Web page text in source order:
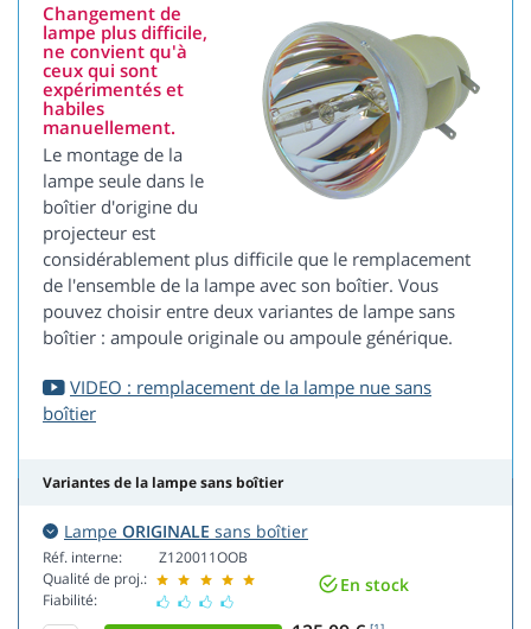
Changement de
lampe plus difficile,
ne convient qu'à
ceux qui sont
expérimentés et
habiles
manuellement.
Le montage de la
lampe seule dans le
boîtier d'origine du
projecteur est
considérablement plus difficile que le remplacement
de l'ensemble de la lampe avec son boîtier. Vous
pouvez choisir entre deux variantes de lampe sans
boîtier : ampoule originale ou ampoule générique.
VIDEO : remplacement de la lampe nue sans
boîtier
Variantes de la lampe sans boîtier
Lampe ORIGINALE sans boîtier
Réf. interne:
Qualité de proj.:
Fiabilité:
Z120011OOB
En stock